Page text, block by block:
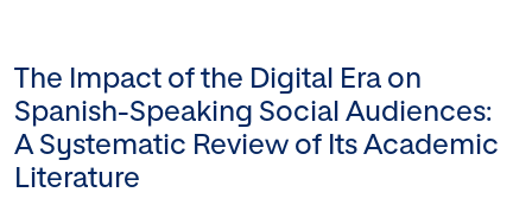
The Impact of the Digital Era on
Spanish-Speaking Social Audiences:
A Systematic Review of Its Academic
Literature